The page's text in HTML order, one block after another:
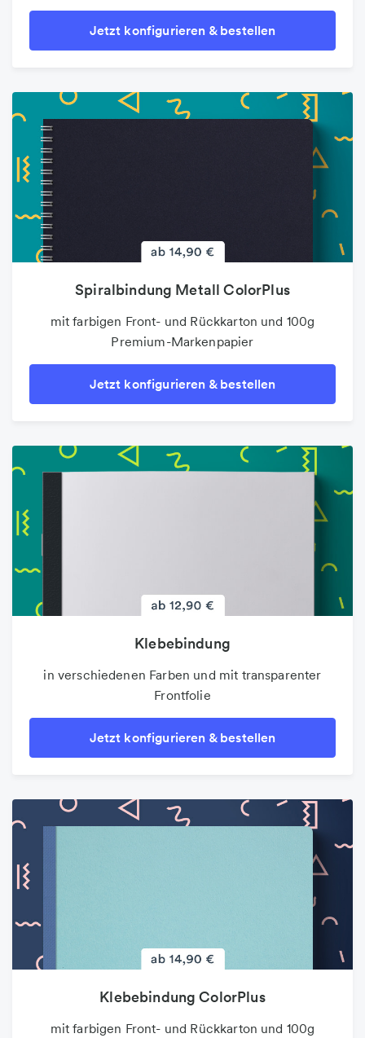
Jetzt konfigurieren & bestellen
Spiralbindung Metall ColorPlus
mit farbigen Front- und Rückkarton und 100g
Premium-Markenpapier
Jetzt konfigurieren & bestellen
Klebebindung
in verschiedenen Farben und mit transparenter
Frontfolie
Jetzt konfigurieren & bestellen
Klebebindung ColorPlus
mit farbigen Front- und Rückkarton und 100g